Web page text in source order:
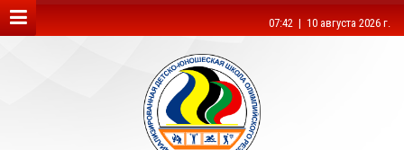
07:42 | 10 августа 2026 г.